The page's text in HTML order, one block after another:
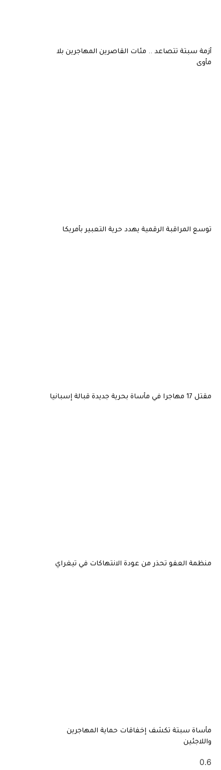
أزمة سبتة تتصاعد .. مئات القاصرين المهاجرين بلا
مأوى
توسع المراقبة الرقمية يهدد حرية التعبير بأمريكا
مقتل 17 مهاجرا في مأساة بحرية جديدة قبالة إسبانيا
منظمة العفو تحذر من عودة الانتهاكات في تيغراي
مأساة سبتة تكشف إخفاقات حماية المهاجرين
واللاجئين